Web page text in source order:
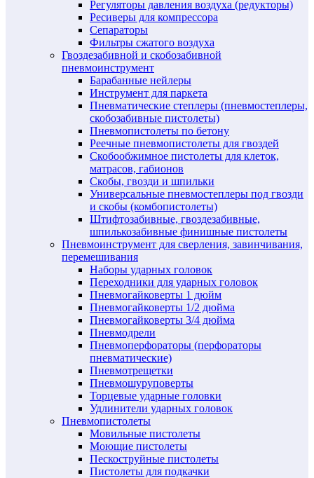
Регуляторы давления воздуха (редукторы)
Ресиверы для компрессора
Сепараторы
Фильтры сжатого воздуха
Гвоздезабивной и скобозабивной
пневмоинструмент
Барабанные нейлеры
Инструмент для паркета
Пневматические степлеры (пневмостеплеры,
скобозабивные пистолеты)
Пневмопистолеты по бетону
Реечные пневмопистолеты для гвоздей
Скобообжимное пистолеты для клеток,
матрасов, габионов
Скобы, гвозди и шпильки
Универсальные пневмостеплеры под гвозди
и скобы (комбопистолеты)
Штифтозабивные, гвоздезабивные,
шпилькозабивные финишные пистолеты
Пневмоинструмент для сверления, завинчивания,
перемешивания
Наборы ударных головок
Переходники для ударных головок
Пневмогайковерты 1 дюйм
Пневмогайковерты 1/2 дюйма
Пневмогайковерты 3/4 дюйма
Пневмодрели
Пневмоперфораторы (перфораторы
пневматические)
Пневмотрещетки
Пневмошуруповерты
Торцевые ударные головки
Удлинители ударных головок
Пневмопистолеты
Мовильные пистолеты
Моющие пистолеты
Пескоструйные пистолеты
Пистолеты для подкачки